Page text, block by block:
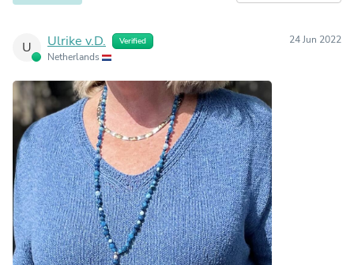
U Ulrike v.D. Verified
Netherlands
24 Jun 2022